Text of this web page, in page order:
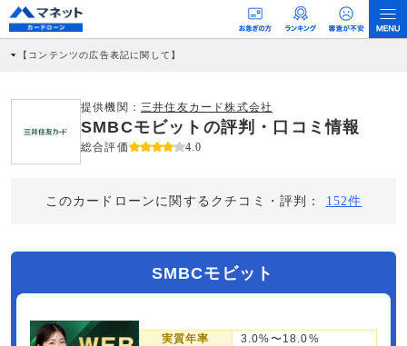
【コンテンツの広告表記に関して】
社に対して企業から紹介報酬が支払われるという収益モデルです。 ただし、特定の
商品を根拠なくPRするものではなく、当編集部の調査／ユーザーへの口コミ収集な
どに基づき、公平性を担保した情報提供を行っています。
提供機関： 三井住友カード株式会社
SMBCモビットの評判・口コミ情報
総合評価 4.0
このカードローンに関するクチコミ・評判： 152件
SMBCモビット
実質年率 3.0%〜18.0%